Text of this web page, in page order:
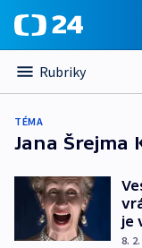
Rubriky
TÉMA
Jana Šrejma
je
8.